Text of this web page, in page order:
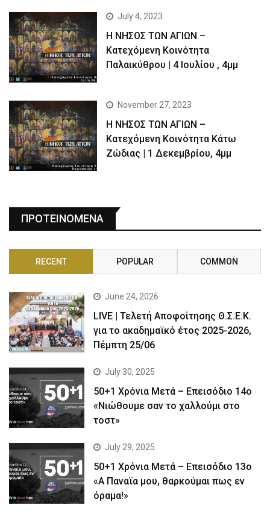
July 4, 2023
Η ΝΗΣΟΣ ΤΩΝ ΑΓΙΩΝ –
Kατεχόμενη Κοινότητα
Παλαικύθρου | 4 Ιουλίου , 4μμ
November 27, 2023
Η ΝΗΣΟΣ ΤΩΝ ΑΓΙΩΝ –
Κατεχόμενη Κοινότητα Κάτω
Ζώδιας | 1 Δεκεμβρίου, 4μμ
ΠΡΟΤΕΙΝΟΜΕΝΑ
RECENT POPULAR COMMON
June 24, 2026
LIVE | Τελετή Αποφοίτησης Θ.Σ.Ε.Κ.
για το ακαδημαϊκό έτος 2025-2026,
Πέμπτη 25/06
July 30, 2025
50+1 Χρόνια Μετά – Επεισόδιο 14ο
«Νιώθουμε σαν το χαλλούμι στο
τοστ»
July 29, 2025
50+1 Χρόνια Μετά – Επεισόδιο 13ο
«Α Παναϊα μου, θαρκούμαι πως εν
όραμα!»